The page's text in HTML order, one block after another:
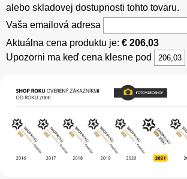
alebo skladovej dostupnosti tohto tovaru.
Vaša emailová adresa
Aktuálna cena produktu je: € 206,03
Upozorni ma keď cena klesne pod